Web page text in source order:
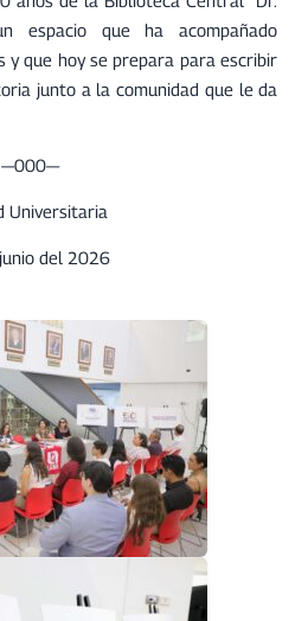
espacio que ha acompañado
y que hoy se prepara para escribir
junto a la comunidad que le da
—000—
Universitaria
del 2026